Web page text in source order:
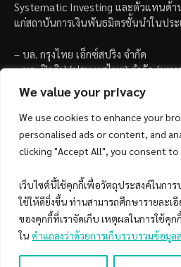
We value your privacy
We use cookies to enhance your
personalised ads or content, and
clicking "Accept All", you consent
เว็บไซต์นี้ใช้คุกกี้เพื่อวัตถุประสงค์ในกา
ใช้ให้ดียิ่งขึ้น ท่านสามารถศึกษารายละเ
ของคุกกี้ที่เราจัดเก็บ เหตุผลในการใช้คุ
ใน คำแถลงว่าด้วยการเก็บรวบรวมข้อมู
Systematic Investing และตัวแทนด้
แก่สถาบันการเงินพันธมิตรชั้นนำในปร
– บล. กรุงไทย เอ็กซ์สปริง จำกัด
– บล. ฟิลลิป (ประเทศไทย) จำกัด (มห
– บล. บียอนด์ จำกัด (มหาชน)
Facebook
© 2026 Copyright by